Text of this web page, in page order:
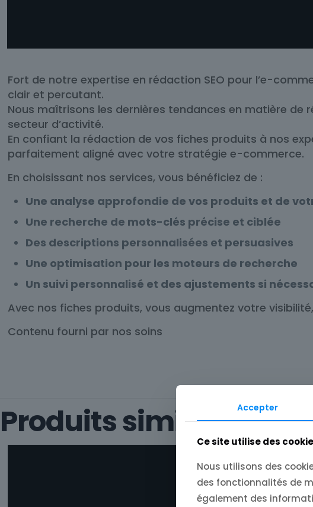
Fort de notre expertise en rédaction SEO pour l’e-
clair et percutant.
Nous maîtrisons les dernières tendances en matière
secteur d’activité.
En confiant la rédaction de vos fiches produits à nos
parfaitement aligné avec votre stratégie e-commerce.
En choisissant nos services, vous bénéficiez de :
Une analyse approfondie de vos produits et de
Une recherche de mots-clés précise et ciblée
Des descriptions personnalisées et persuasives
Une optimisation pour les moteurs de recherche
Un suivi personnalisé et des ajustements si
Avec nos fiches produits, vous augmentez votre
Contenu fourni par nos soins
Produits similaires
Accepter
Ce site utilise des
Nous utilisons des
des fonctionnalités de
également des